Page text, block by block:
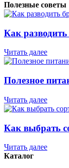
Полезные советы
Как
Читать далее
Полезное
Читать далее
Как выбрать
Читать далее
Каталог